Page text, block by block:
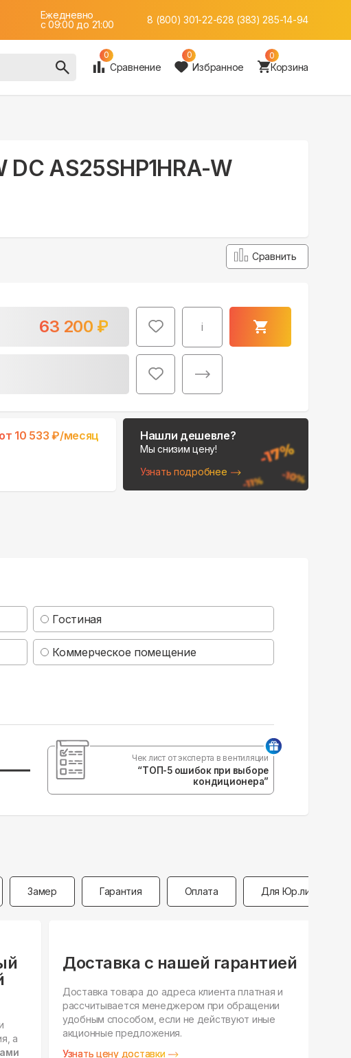
Ежедневно
c 09:00 до 21:00
8 (800) 301-22-628 (383) 285-14-94
0
Сравнение
0
Избранное
0
Корзина
Поможем выбрать
место для монтажа:
В Telegram
DC AS25SHP1HRA-W
Сравнить
63 200 ₽ i
от 10 533 ₽/месяц Нашли дешевле?
Мы снизим цену!
Узнать подробнее
Гостиная
Коммерческое помещение
Чек лист от эксперта в вентиляции
“ТОП-5 ошибок при выборе
кондиционера”
Замер Гарантия Оплата Для Юр.лиц
а
Доставка с нашей гарантией
Доставка товара до адреса клиента платная и
рассчитывается менеджером при обращении
удобным способом, если не действуют иные
акционные предложения.
Узнать цену доставки